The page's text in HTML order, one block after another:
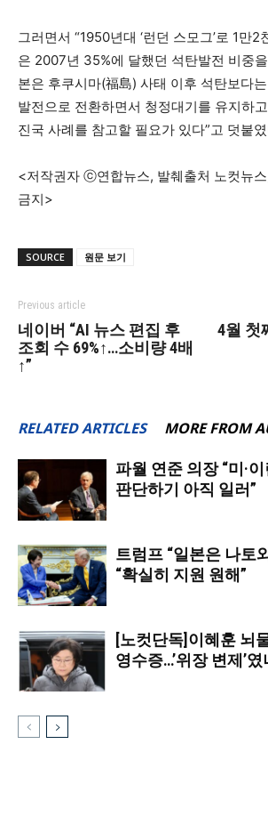
그러면서 “1950년대 ‘런던 스모그’로 1만
은 2007년 35%에 달했던 석탄발전 비중
본은 후쿠시마(福島) 사태 이후 석탄보다
발전으로 전환하면서 청정대기를 유지하
진국 사례를 참고할 필요가 있다”고 덧붙
<저작권자 ⓒ연합뉴스, 발췌출처 노컷뉴
금지>
SOURCE 원문 보기
Previous article
네이버 “AI 뉴스 편집 후
조회 수 69%↑…소비량 4배
↑”
4월 첫
RELATED ARTICLES MORE FROM
파월 연준 의장 “미·
판단하기 아직 일러”
트럼프 “일본은 나토
“확실히 지원 원해”
[노컷단독]이혜훈 뇌
영수증…’위장 변제’였